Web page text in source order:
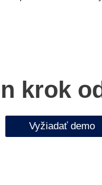
krok
Vyžiadať demo